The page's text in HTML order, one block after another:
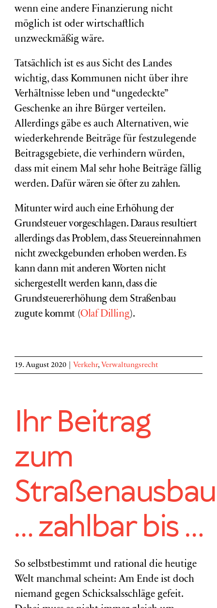
wenn eine andere Finanzierung nicht
möglich ist oder wirtschaftlich
unzweckmäßig wäre.
Tatsächlich ist es aus Sicht des Landes
wichtig, dass Kommunen nicht über ihre
Verhältnisse leben und “ungedeckte”
Geschenke an ihre Bürger verteilen.
Allerdings gäbe es auch Alternativen, wie
wiederkehrende Beiträge für festzulegende
Beitragsgebiete, die verhindern würden,
dass mit einem Mal sehr hohe Beiträge fällig
werden. Dafür wären sie öfter zu zahlen.
Mitunter wird auch eine Erhöhung der
Grundsteuer vorgeschlagen. Daraus resultiert
allerdings das Problem, dass Steuereinnahmen
nicht zweckgebunden erhoben werden. Es
kann dann mit anderen Worten nicht
sichergestellt werden kann, dass die
Grundsteuererhöhung dem Straßenbau
zugute kommt (Olaf Dilling).
19. August 2020 Verkehr, Verwaltungsrecht
Ihr Beitrag
zum
Straßenausbau
… zahlbar bis …
So selbstbestimmt und rational die heutige
Welt manchmal scheint: Am Ende ist doch
niemand gegen Schicksalsschläge gefeit.